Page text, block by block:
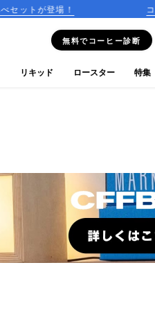
コーヒーのサブスク
無料でコーヒー診断
リキッド ロースター 特集